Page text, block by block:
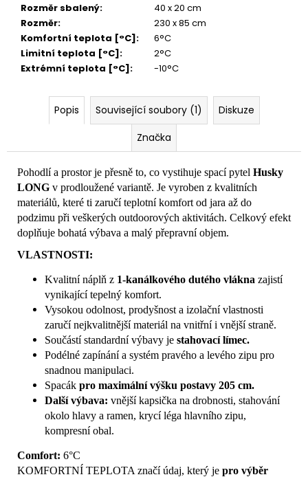
Rozměr sbalený:
40 x 20 cm
Rozměr:
230 x 85 cm
Komfortní teplota [°C]:
6°C
Limitní teplota [°C]:
2°C
Extrémní teplota [°C]: -10°C
Popis Související soubory (1)
Diskuze
Značka
Pohodlí a prostor je přesně to, co vystihuje spací pytel Husky
LONG v prodloužené variantě. Je vyroben z kvalitních
materiálů, které ti zaručí teplotní komfort od jara až do
podzimu při veškerých outdoorových aktivitách. Celkový efekt
doplňuje bohatá výbava a malý přepravní objem.
VLASTNOSTI:
Kvalitní náplň z 1-kanálkového dutého vlákna zajistí
vynikající tepelný komfort.
Vysokou odolnost, prodyšnost a izolační vlastnosti
zaručí nejkvalitnější materiál na vnitřní i vnější straně.
Součástí standardní výbavy je stahovací límec.
Podélné zapínání a systém pravého a levého zipu pro
snadnou manipulaci.
Spacák pro maximální výšku postavy 205 cm.
Další výbava: vnější kapsička na drobnosti, stahování
okolo hlavy a ramen, krycí léga hlavního zipu,
kompresní obal.
Comfort: 6°C
KOMFORTNÍ TEPLOTA značí údaj, který je pro výběr